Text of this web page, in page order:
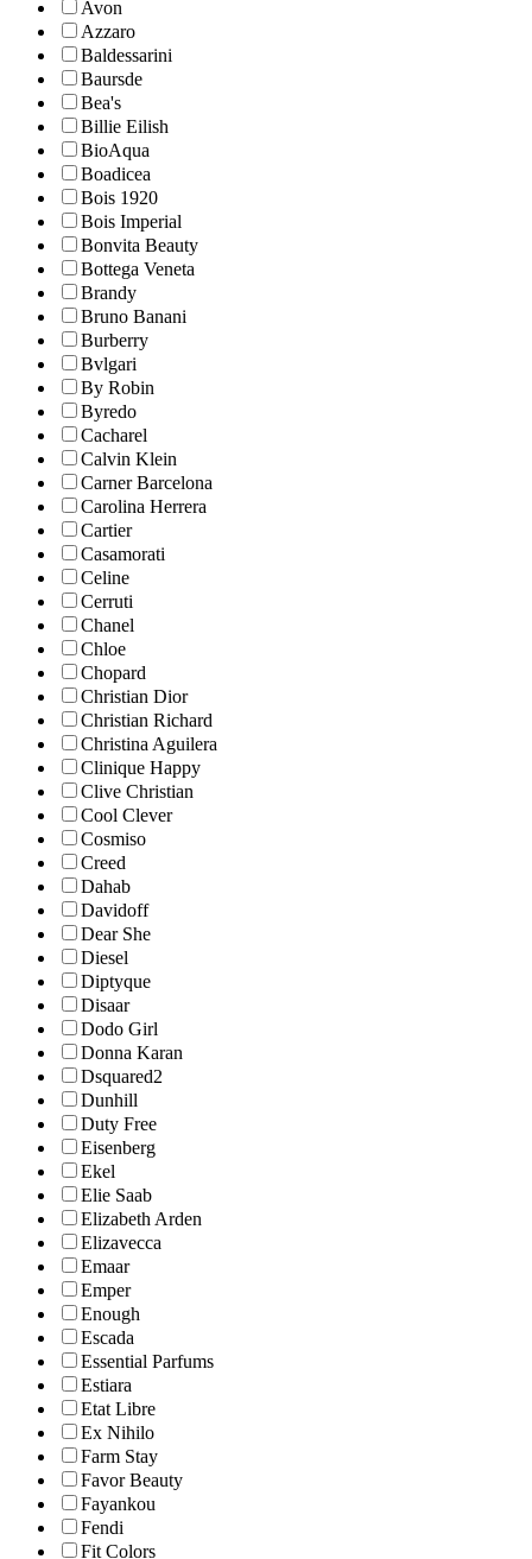
Avon
Azzaro
Baldessarini
Baursde
Bea's
Billie Eilish
BioAqua
Boadicea
Bois 1920
Bois Imperial
Bonvita Beauty
Bottega Veneta
Brandy
Bruno Banani
Burberry
Bvlgari
By Robin
Byredo
Cacharel
Calvin Klein
Carner Barcelona
Carolina Herrera
Cartier
Casamorati
Celine
Cerruti
Chanel
Chloe
Chopard
Christian Dior
Christian Richard
Christina Aguilera
Clinique Happy
Clive Christian
Cool Clever
Cosmiso
Creed
Dahab
Davidoff
Dear She
Diesel
Diptyque
Disaar
Dodo Girl
Donna Karan
Dsquared2
Dunhill
Duty Free
Eisenberg
Ekel
Elie Saab
Elizabeth Arden
Elizavecca
Emaar
Emper
Enough
Escada
Essential Parfums
Estiara
Etat Libre
Ex Nihilo
Farm Stay
Favor Beauty
Fayankou
Fendi
Fit Colors